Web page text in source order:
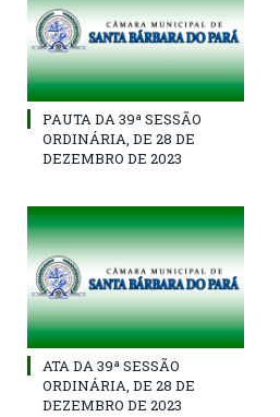
PAUTA DA 39ª SESSÃO
ORDINÁRIA, DE 28 DE
DEZEMBRO DE 2023
ATA DA 39ª SESSÃO
ORDINÁRIA, DE 28 DE
DEZEMBRO DE 2023